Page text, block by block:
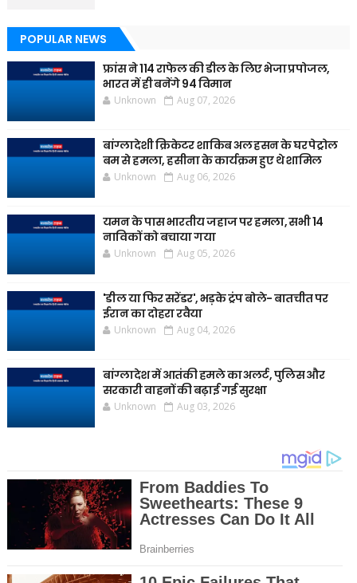
POPULAR NEWS
फ्रांस ने 114 राफेल की डील के लिए भेजा प्रपोजल,
भारत में ही बनेंगे 94 विमान
Unknown Aug 07, 2026
बांग्लादेशी क्रिकेटर शाकिब अल हसन के घर पेट्रोल
बम से हमला, हसीना के कार्यक्रम हुए थे शामिल
Unknown Aug 06, 2026
यमन के पास भारतीय जहाज पर हमला, सभी 14
नाविकों को बचाया गया
Unknown Aug 05, 2026
'डील या फिर सरेंडर', भड़के ट्रंप बोले- बातचीत पर
ईरान का दोहरा रवैया
Unknown Aug 04, 2026
बांग्लादेश में आतंकी हमले का अलर्ट, पुलिस और
सरकारी वाहनों की बढ़ाई गई सुरक्षा
Unknown Aug 03, 2026